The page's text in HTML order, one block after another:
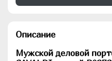
Описание
Мужской деловой